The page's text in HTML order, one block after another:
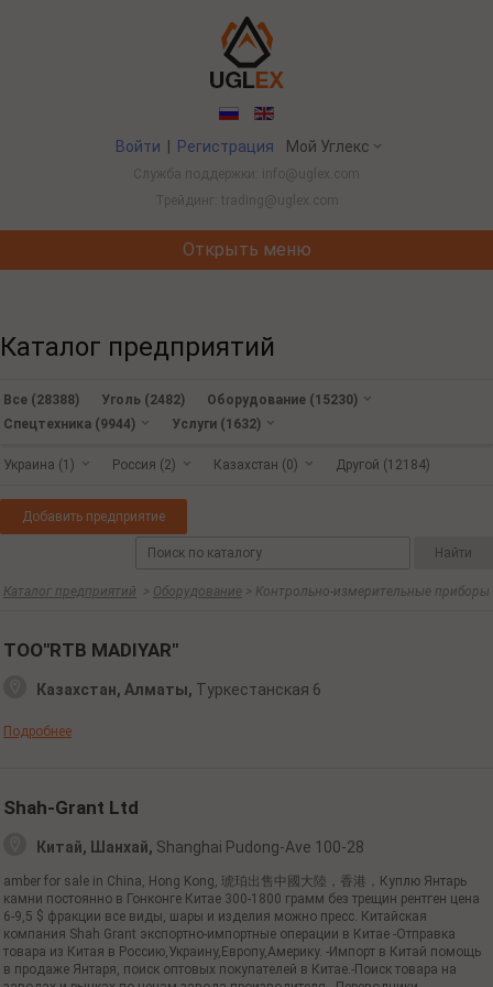
Мой Углекс
Войти Регистрация
Служба поддержки: info@uglex.com
Трейдинг: trading@uglex.com
Открыть меню
Каталог предприятий
Все (28388) Уголь (2482)
Оборудование (15230)
Спецтехника (9944)
Услуги (1632)
Украина (1) Россия (2) Казахстан (0) Другой (12184)
Добавить предприятие
Каталог предприятий > Оборудование > Контрольно-измерительные приборы
ТОО"RTB MADIYAR"
Казахстан, Алматы, Туркестанская 6
Подробнее
Shah-Grant Ltd
Китай, Шанхай, Shanghai Pudong-Ave 100-28
amber for sale in China, Hong Kong, 琥珀出售中國大陸，香港，Куплю Янтарь
камни постоянно в Гонконге Китае 300-1800 грамм без трещин рентген цена
6-9,5 $ фракции все виды, шары и изделия можно пресс. Китайская
компания Shah Grant экспортно-импортные операции в Китае -Отправка
товара из Китая в Россию,Украину,Европу,Америку. -Импорт в Китай помощь
в продаже Янтаря, поиск оптовых покупателей в Китае.-Поиск товара на